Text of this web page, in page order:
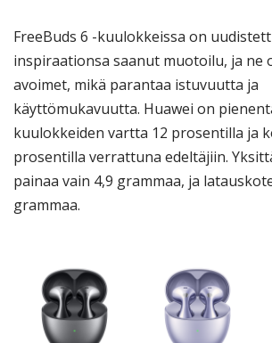
FreeBuds 6 -kuulokkeissa on
inspiraationsa saanut muotoilu, ja ne
avoimet, mikä parantaa istuvuutta ja
käyttömukavuutta. Huawei on
kuulokkeiden vartta 12 prosentilla ja
prosentilla verrattuna edeltäjiin.
painaa vain 4,9 grammaa, ja
grammaa.